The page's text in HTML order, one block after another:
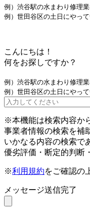
例）渋谷駅の水まわり修理
例）世田谷区の土日にやっ
こんにちは！
何をお探しですか？
例）渋谷駅の水まわり修理
例）世田谷区の土日にやっ
※本機能は検索内容か
事業者情報の検索を補
いかなる内容の検索で
優劣評価・断定的判断
※利用規約をご確認の
メッセージ送信完了